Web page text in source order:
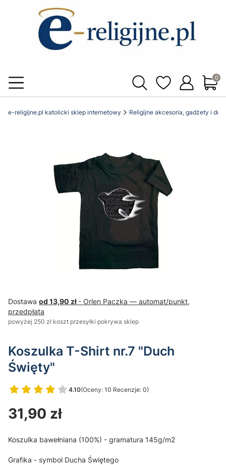
e-religijne.pl katolicki sklep internetowy Religijne akcesoria, gadżety i
Dostawa od 13,90 zł - Orlen Paczka — automat/punkt,
przedpłata
powyżej 250 zł koszt przesyłki pokrywa sklep
Koszulka T-Shirt nr.7 "Duch
Święty"
4.10(Oceny: 10 Recenzje: 0)
Przejdź do sekcji Opinie
Cena
31,90 zł
Koszulka bawełniana (100%) - gramatura 145g/m2
Grafika - symbol Ducha Świętego